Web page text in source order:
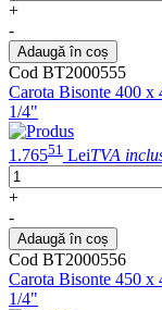
+
-
Adaugă în coș
Cod BT2000555
Carota Bisonte 400 x
1/4"
1.76551 LeiTVA
+
-
Adaugă în coș
Cod BT2000556
Carota Bisonte 450 x
1/4"